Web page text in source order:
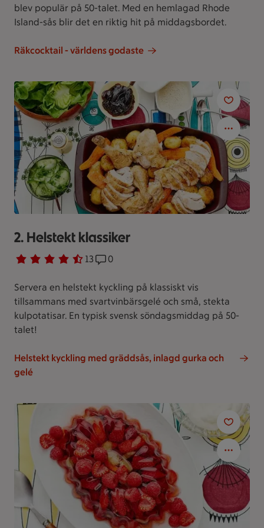
blev populär på 50-talet. Med en hemlagad Rhode
Island-sås blir det en riktig hit på middagsbordet.
Räkcocktail - världens godaste
2. Helstekt klassiker
Betyg 4.6 av 5. 13
13 personer har röstatReceptet har 0 kommentarer
0
Servera en helstekt kyckling på klassiskt vis
tillsammans med svartvinbärsgelé och små, stekta
kulpotatisar. En typisk svensk söndagsmiddag på 50-
talet!
Helstekt kyckling med gräddsås, inlagd gurka och
gelé